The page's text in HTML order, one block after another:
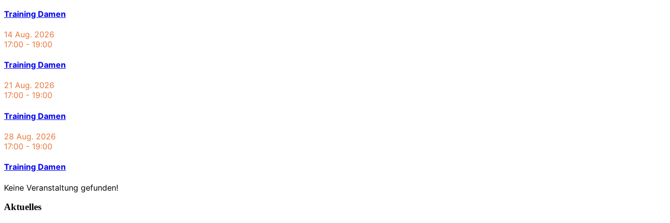
Training Damen
14 Aug. 2026
17:00 - 19:00
Training Damen
21 Aug. 2026
17:00 - 19:00
Training Damen
28 Aug. 2026
17:00 - 19:00
Training Damen
Keine Veranstaltung gefunden!
Aktuelles